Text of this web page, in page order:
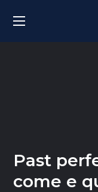
Past
come e